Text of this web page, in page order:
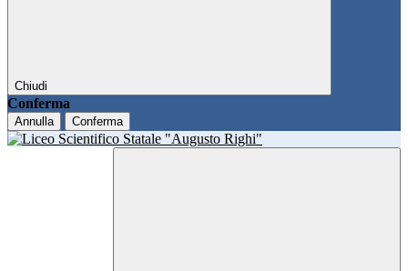
Chiudi
Conferma
Annulla Conferma